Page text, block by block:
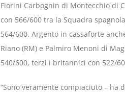
Fiorini Carbognin di Montecchio di
con 566/600 tra la Squadra
564/600. Argento in cassaforte
Riano (RM) e Palmiro Menoni di
540/600, terzi i britannici con 522/
“Sono veramente compiaciuto – ha